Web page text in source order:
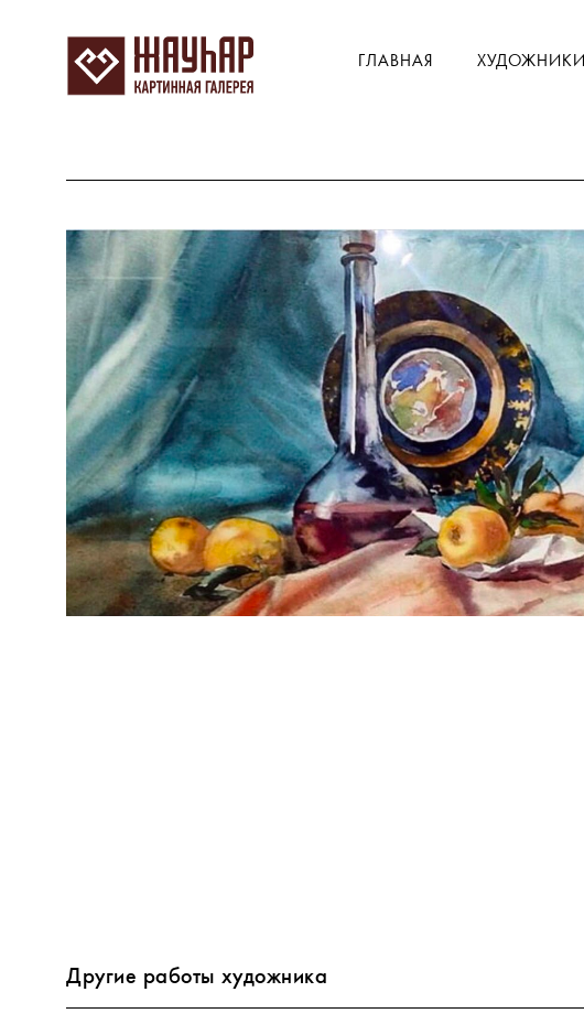
ГЛАВНАЯ ХУДОЖНИКИ
Другие работы художника